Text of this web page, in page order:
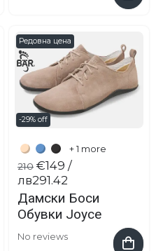
Редовна цена
-29% off
+ 1 more
Дамски Боси
Обувки Joyce
No reviews
210 €149 /
лв291.42